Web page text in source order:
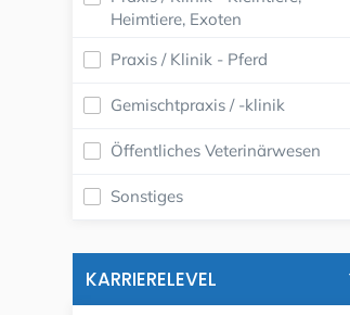
Heimtiere, Exoten
Praxis / Klinik - Pferd
Gemischtpraxis / -klinik
Öffentliches Veterinärwesen
Sonstiges
KARRIERELEVEL